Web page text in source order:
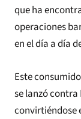
que ha
operaciones
en el día a día
Este
se lanzó contra
convirtiéndose